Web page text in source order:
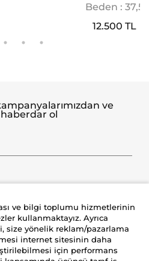
Beden : 37,5
12.500 TL
ve
ol
ve bilgi toplumu hizmetlerinin
kullanmaktayız. Ayrıca
size yönelik reklam/pazarlama
internet sitesinin daha
için performans